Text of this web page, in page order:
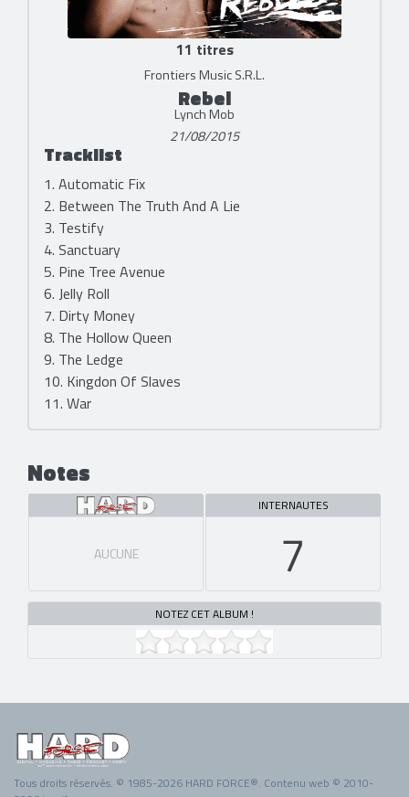
11 titres
Frontiers Music S.R.L.
Rebel
Lynch Mob
21/08/2015
Tracklist
1. Automatic Fix
2. Between The Truth And A Lie
3. Testify
4. Sanctuary
5. Pine Tree Avenue
6. Jelly Roll
7. Dirty Money
8. The Hollow Queen
9. The Ledge
10. Kingdon Of Slaves
11. War
Notes
AUCUNE
INTERNAUTES
7
NOTEZ CET ALBUM !
Tous droits réservés. © 1985-2026 HARD FORCE®. Contenu web © 2010-